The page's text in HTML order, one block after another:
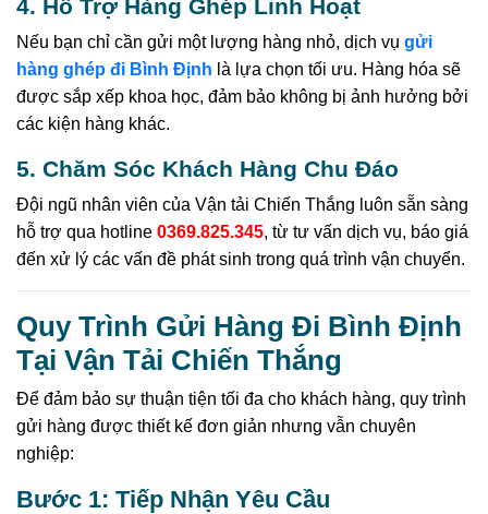
4. Hỗ Trợ Hàng Ghép Linh Hoạt
Nếu bạn chỉ cần gửi một lượng hàng nhỏ, dịch vụ gửi
hàng ghép đi Bình Định là lựa chọn tối ưu. Hàng hóa sẽ
được sắp xếp khoa học, đảm bảo không bị ảnh hưởng bởi
các kiện hàng khác.
5. Chăm Sóc Khách Hàng Chu Đáo
Đội ngũ nhân viên của Vận tải Chiến Thắng luôn sẵn sàng
hỗ trợ qua hotline 0369.825.345, từ tư vấn dịch vụ, báo giá
đến xử lý các vấn đề phát sinh trong quá trình vận chuyển.
Quy Trình Gửi Hàng Đi Bình Định
Tại Vận Tải Chiến Thắng
Để đảm bảo sự thuận tiện tối đa cho khách hàng, quy trình
gửi hàng được thiết kế đơn giản nhưng vẫn chuyên
nghiệp:
Bước 1: Tiếp Nhận Yêu Cầu